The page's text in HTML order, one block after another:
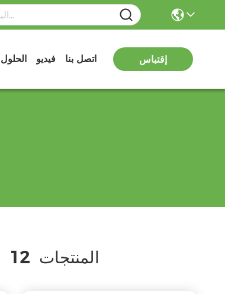
الحلول فيديو اتصل بنا إقتباس
12 المنتجات